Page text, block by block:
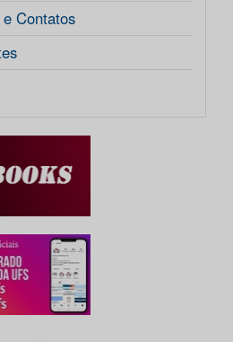
Contatos